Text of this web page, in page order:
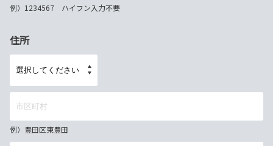
例）1234567 ハイフン入力不要
住所
例）豊田区東豊田